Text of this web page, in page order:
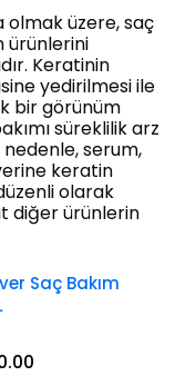
olmak üzere, saç
ürünlerini
Keratinin
yedirilmesi ile
bir görünüm
süreklilik arz
serum,
keratin
olarak
diğer ürünlerin
Saç Bakım